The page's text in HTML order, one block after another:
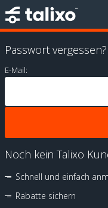
Passwort vergessen?
E-Mail:
Noch kein Talixo
Schnell und einfach
Rabatte sichern